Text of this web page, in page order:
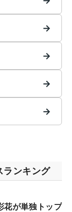
→
→
→
→
ランキング
花が単独トップ